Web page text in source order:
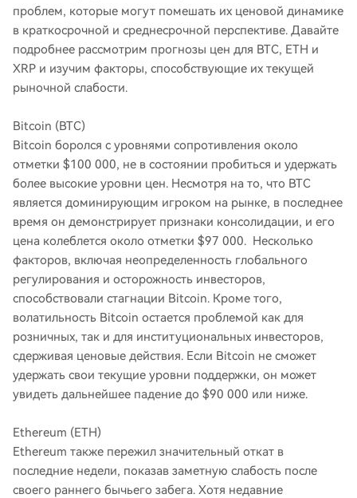
проблем, которые могут помешать их ценовой динамике
в краткосрочной и среднесрочной перспективе. Давайте
подробнее рассмотрим прогнозы цен для BTC, ETH и
XRP и изучим факторы, способствующие их текущей
рыночной слабости.
Bitcoin (BTC)
Bitcoin боролся с уровнями сопротивления около
отметки $100 000, не в состоянии пробиться и удержать
более высокие уровни цен. Несмотря на то, что BTC
является доминирующим игроком на рынке, в последнее
время он демонстрирует признаки консолидации, и его
цена колеблется около отметки $97 000. Несколько
факторов, включая неопределенность глобального
регулирования и осторожность инвесторов,
способствовали стагнации Bitcoin. Кроме того,
волатильность Bitcoin остается проблемой как для
розничных, так и для институциональных инвесторов,
сдерживая ценовые действия. Если Bitcoin не сможет
удержать свои текущие уровни поддержки, он может
увидеть дальнейшее падение до $90 000 или ниже.
Ethereum (ETH)
Ethereum также пережил значительный откат в
последние недели, показав заметную слабость после
своего раннего бычьего забега. Хотя недавние